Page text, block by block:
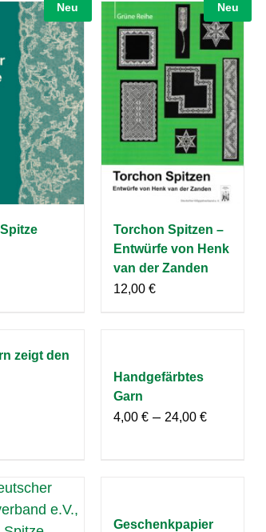
Neu Neu
Torchon Spitzen –
Entwürfe von Henk
van der Zanden
12,00 €
zeigt den
Handgefärbtes
Garn
4,00 €– 24,00 €
Geschenkpapier